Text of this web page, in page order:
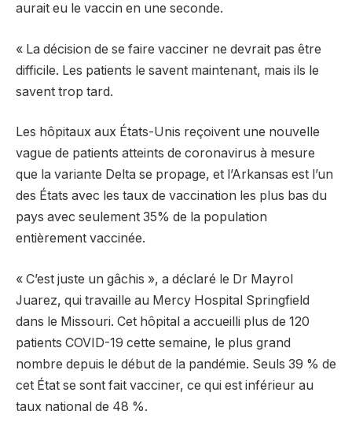
aurait eu le vaccin en une seconde.
« La décision de se faire vacciner ne devrait pas être
difficile. Les patients le savent maintenant, mais ils le
savent trop tard.
Les hôpitaux aux États-Unis reçoivent une nouvelle
vague de patients atteints de coronavirus à mesure
que la variante Delta se propage, et l’Arkansas est l’un
des États avec les taux de vaccination les plus bas du
pays avec seulement 35% de la population
entièrement vaccinée.
« C’est juste un gâchis », a déclaré le Dr Mayrol
Juarez, qui travaille au Mercy Hospital Springfield
dans le Missouri. Cet hôpital a accueilli plus de 120
patients COVID-19 cette semaine, le plus grand
nombre depuis le début de la pandémie. Seuls 39 % de
cet État se sont fait vacciner, ce qui est inférieur au
taux national de 48 %.